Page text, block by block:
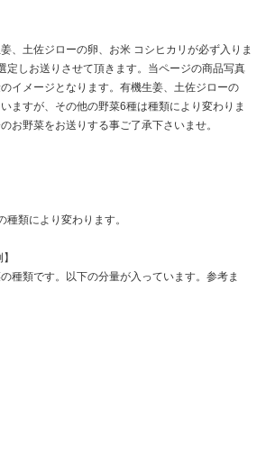
、土佐ジローの卵、お米 コシヒカリが必ず入りま
定しお送りさせて頂きます。当ページの商品写真
イメージとなります。有機生姜、土佐ジローの
ますが、その他の野菜6種は種類により変わりま
お野菜をお送りする事ご了承下さいませ。
種類により変わります。
種類です。以下の分量が入っています。参考ま